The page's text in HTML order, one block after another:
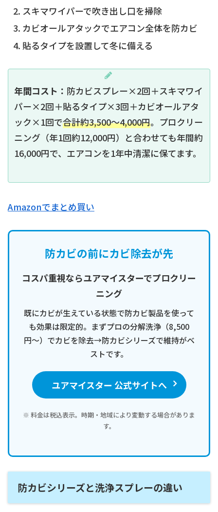
スキマワイパーで吹き出し口を掃除
カビオールアタックでエアコン全体を防カビ
貼るタイプを設置して冬に備える
年間コスト： 防カビスプレー×2回＋スキマワイ
パー×2回＋貼るタイプ×3回＋カビオールアタ
ック×1回で合計約3,500〜4,000円。プロクリー
ニング（年1回約12,000円）と合わせても年間約
16,000円で、エアコンを1年中清潔に保てます。
Amazonでまとめ買い
防カビの前にカビ除去が先
コスパ重視ならユアマイスターでプロクリー
ニング
既にカビが生えている状態で防カビ製品を使って
も効果は限定的。まずプロの分解洗浄（8,500
円〜）でカビを除去→防カビシリーズで維持がベ
ストです。
ユアマイスター 公式サイトへ
※ 料金は税込表示。時期・地域により変動する場合がありま
す。
防カビシリーズと洗浄スプレーの違い